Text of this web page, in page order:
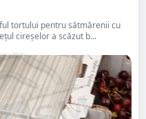
tortului pentru sătmărenii cu
cireșelor a scăzut b...